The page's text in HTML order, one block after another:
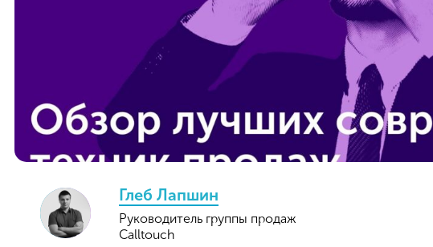
Глеб Лапшин
Руководитель группы продаж
Calltouch